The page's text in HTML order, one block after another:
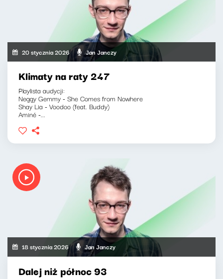
20 stycznia 2026 Jan Janczy
Klimaty na raty 247
Playlista audycji:
Neggy Gemmy - She Comes from Nowhere
Shay Lia - Voodoo (feat. Buddy)
Aminé -...
18 stycznia 2026 Jan Janczy
Dalej niż północ 93